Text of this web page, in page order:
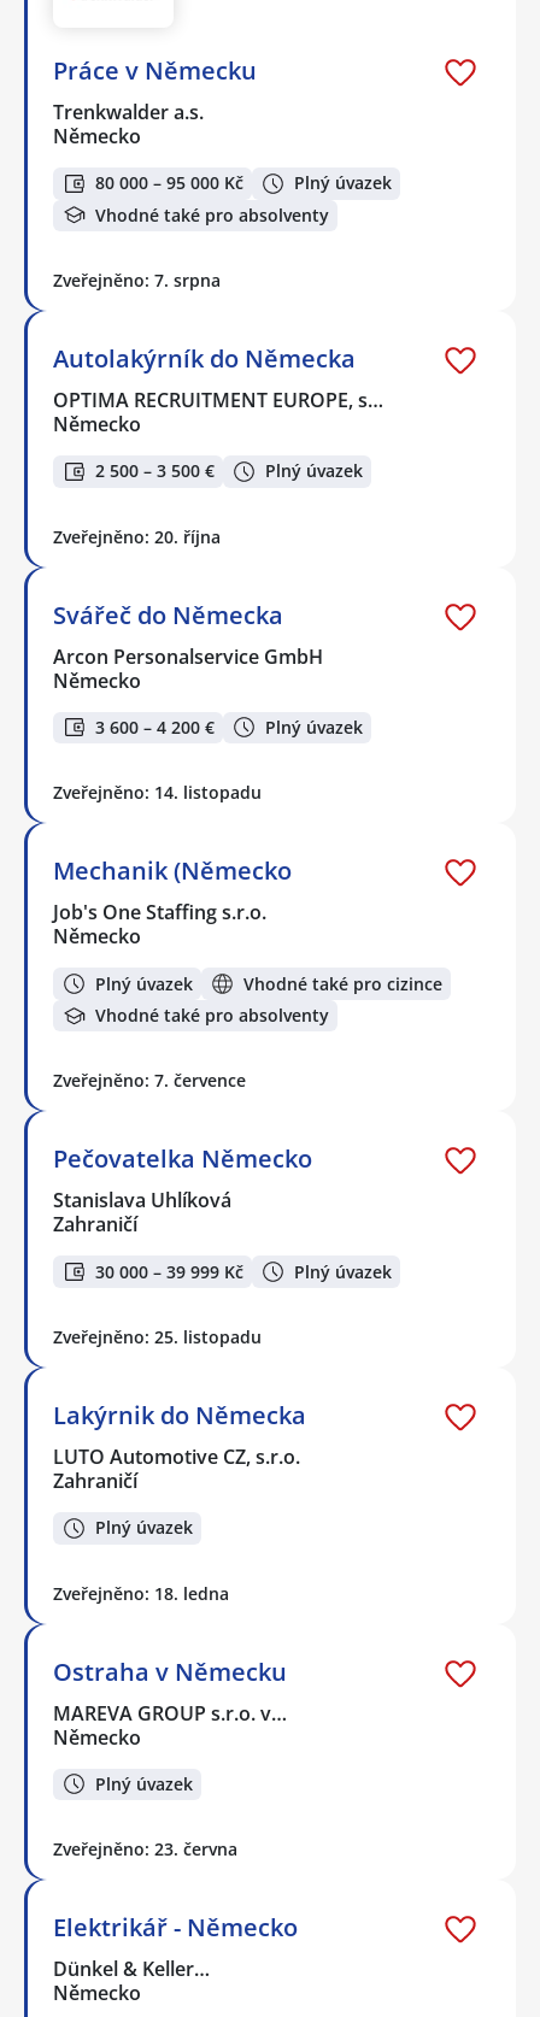
Práce v Německu
Trenkwalder a.s.
Německo
80 000 – 95 000 Kč
Plný úvazek
Vhodné také pro absolventy
Zveřejněno: 7. srpna
Autolakýrník do Německa
OPTIMA RECRUITMENT EUROPE, s…
Německo
2 500 – 3 500 € Plný úvazek
Zveřejněno: 20. října
Svářeč do Německa
Arcon Personalservice GmbH
Německo
3 600 – 4 200 € Plný úvazek
Zveřejněno: 14. listopadu
Mechanik (Německo
Job's One Staffing s.r.o.
Německo
Plný úvazek
Vhodné také pro cizince
Vhodné také pro absolventy
Zveřejněno: 7. července
Pečovatelka Německo
Stanislava Uhlíková
Zahraničí
30 000 – 39 999 Kč Plný úvazek
Zveřejněno: 25. listopadu
Lakýrnik do Německa
LUTO Automotive CZ, s.r.o.
Zahraničí
Plný úvazek
Zveřejněno: 18. ledna
Ostraha v Německu
MAREVA GROUP s.r.o. v…
Německo
Plný úvazek
Zveřejněno: 23. června
Elektrikář - Německo
Dünkel & Keller…
Německo